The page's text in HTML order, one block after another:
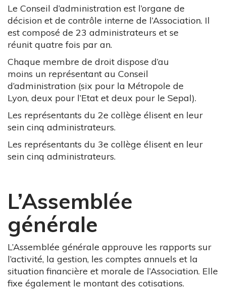
Le Conseil d’administration est l’organe de
décision et de contrôle interne de l’Association. Il
est composé de 23 administrateurs et se
réunit quatre fois par an.
Chaque membre de droit dispose d’au
moins un représentant au Conseil
d’administration (six pour la Métropole de
Lyon, deux pour l’Etat et deux pour le Sepal).
Les représentants du 2e collège élisent en leur
sein cinq administrateurs.
Les représentants du 3e collège élisent en leur
sein cinq administrateurs.
L’Assemblée
générale
L’Assemblée générale approuve les rapports sur
l’activité, la gestion, les comptes annuels et la
situation financière et morale de l’Association. Elle
fixe également le montant des cotisations.